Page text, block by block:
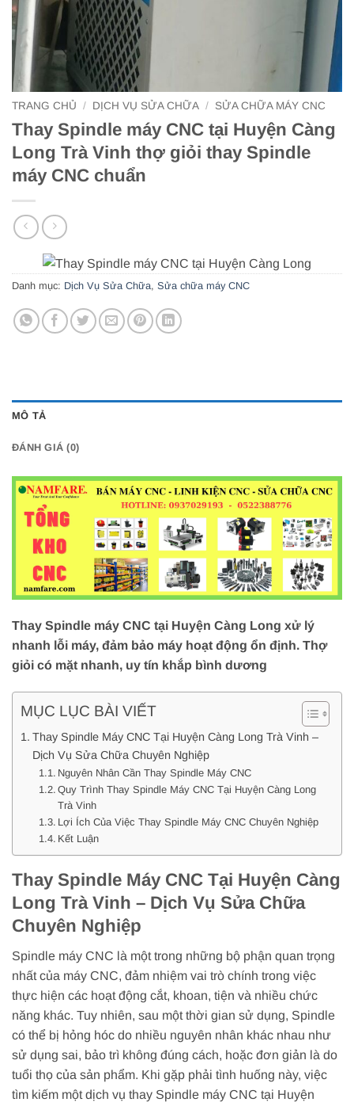
TRANG CHỦ / DỊCH VỤ SỬA CHỮA / SỬA CHỮA MÁY CNC
Thay Spindle máy CNC tại Huyện Càng
Long Trà Vinh thợ giỏi thay Spindle
máy CNC chuẩn
Danh mục: Dịch Vụ Sửa Chữa, Sửa chữa máy CNC
MÔ TẢ
ĐÁNH GIÁ (0)
Thay Spindle máy CNC tại Huyện Càng Long xử lý
nhanh lỗi máy, đảm bảo máy hoạt động ổn định. Thợ
giỏi có mặt nhanh, uy tín khắp bình dương
MỤC LỤC BÀI VIẾT
Thay Spindle Máy CNC Tại Huyện Càng Long Trà Vinh –
Dịch Vụ Sửa Chữa Chuyên Nghiệp
Nguyên Nhân Cần Thay Spindle Máy CNC
Quy Trình Thay Spindle Máy CNC Tại Huyện Càng Long
Trà Vinh
Lợi Ích Của Việc Thay Spindle Máy CNC Chuyên Nghiệp
Kết Luận
Thay Spindle Máy CNC Tại Huyện Càng
Long Trà Vinh – Dịch Vụ Sửa Chữa
Chuyên Nghiệp
Spindle máy CNC là một trong những bộ phận quan trọng
nhất của máy CNC, đảm nhiệm vai trò chính trong việc
thực hiện các hoạt động cắt, khoan, tiện và nhiều chức
năng khác. Tuy nhiên, sau một thời gian sử dụng, Spindle
có thể bị hỏng hóc do nhiều nguyên nhân khác nhau như
sử dụng sai, bảo trì không đúng cách, hoặc đơn giản là do
tuổi thọ của sản phẩm. Khi gặp phải tình huống này, việc
tìm kiếm một dịch vụ thay Spindle máy CNC tại Huyện